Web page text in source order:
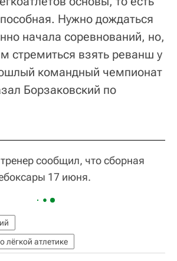
Нужно дождаться
начала соревнований, но,
стремиться взять реванш у
командный чемпионат
Борзаковский по
сообщил, что сборная
17 июня.
лёгкой атлетике